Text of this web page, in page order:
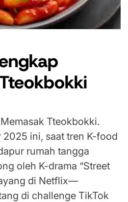
Tteokbokki.
2025 ini, saat tren K-food
rumah tangga
oleh K-drama “Street
di Netflix—
di challenge TikTok